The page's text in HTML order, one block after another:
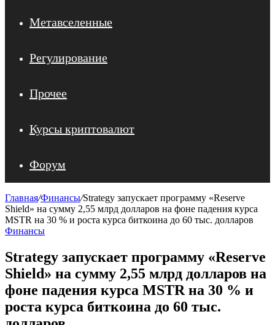
Метавселенные
Регулирование
Прочее
Курсы криптовалют
Форум
Главная/Финансы/Strategy запускает программу «Reserve
Shield» на сумму 2,55 млрд долларов на фоне падения курса
MSTR на 30 % и роста курса биткоина до 60 тыс. долларов
Финансы
Strategy запускает программу «Reserve
Shield» на сумму 2,55 млрд долларов на
фоне падения курса MSTR на 30 % и
роста курса биткоина до 60 тыс.